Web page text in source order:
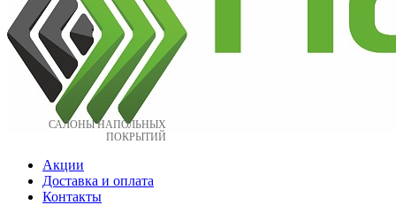
САЛОНЫ НАПОЛЬНЫХ
ПОКРЫТИЙ
Акции
Доставка и оплата
Контакты